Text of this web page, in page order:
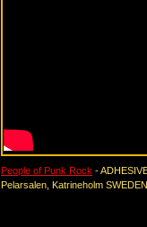
People of Punk Rock -
Pelarsalen, Katrineholm